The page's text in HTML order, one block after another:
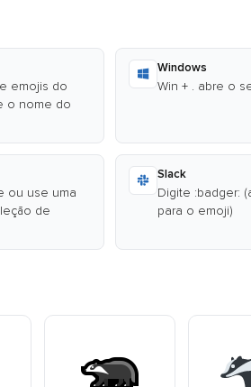
emojis do
o nome do
Windows
Win + . abre o
ou use uma
de
Slack
Digite :badger:
para o emoji)